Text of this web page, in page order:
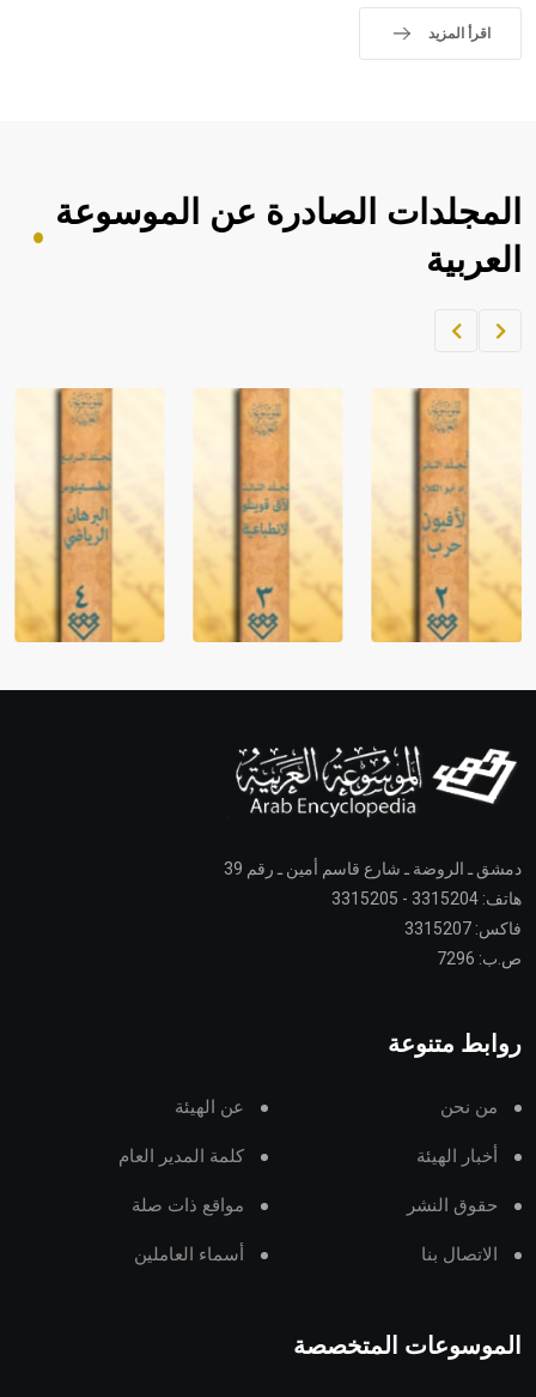
اقرأ المزيد
المجلدات الصادرة عن الموسوعة
العربية
دمشق ـ الروضة ـ شارع قاسم أمين ـ رقم 39
هاتف: 3315204 - 3315205
فاكس: 3315207
ص.ب: 7296
روابط متنوعة
من نحن عن الهيئة
أخبار الهيئة كلمة المدير العام
حقوق النشر مواقع ذات صلة
الاتصال بنا أسماء العاملين
الموسوعات المتخصصة